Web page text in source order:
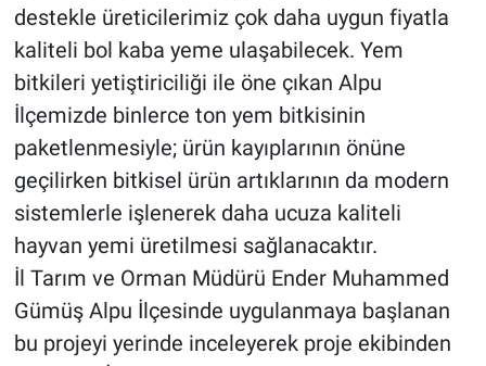
destekle üreticilerimiz çok daha uygun fiyatla
kaliteli bol kaba yeme ulaşabilecek. Yem
bitkileri yetiştiriciliği ile öne çıkan Alpu
İlçemizde binlerce ton yem bitkisinin
paketlenmesiyle; ürün kayıplarının önüne
geçilirken bitkisel ürün artıklarının da modern
sistemlerle işlenerek daha ucuza kaliteli
hayvan yemi üretilmesi sağlanacaktır.
İl Tarım ve Orman Müdürü Ender Muhammed
Gümüş Alpu İlçesinde uygulanmaya başlanan
bu projeyi yerinde inceleyerek proje ekibinden